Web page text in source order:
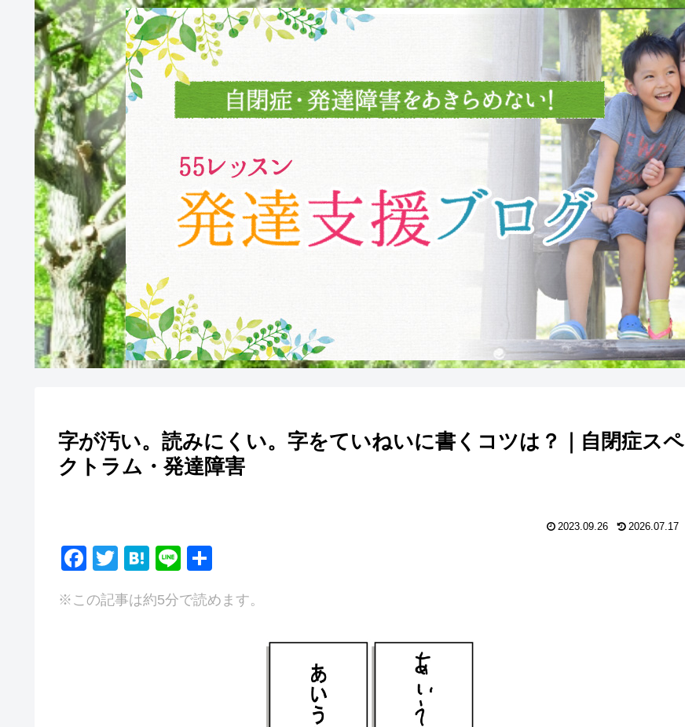
字が汚い。読みにくい。字をていねいに書くコツは？｜自閉症スペ
クトラム・発達障害
2023.09.26 2026.07.17
F
c
T
tt
H
e
Li
e
※この記事は約5分で読めます。